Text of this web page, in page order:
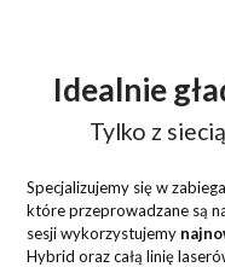
Idealnie
Tylko z
Specjalizujemy się w
które przeprowadzane są
sesji wykorzystujemy
Hybrid oraz całą linię